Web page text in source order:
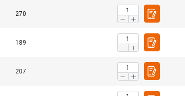
270
189
207